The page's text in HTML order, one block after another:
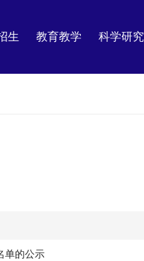
生 教育教学 科学研究
单的公示